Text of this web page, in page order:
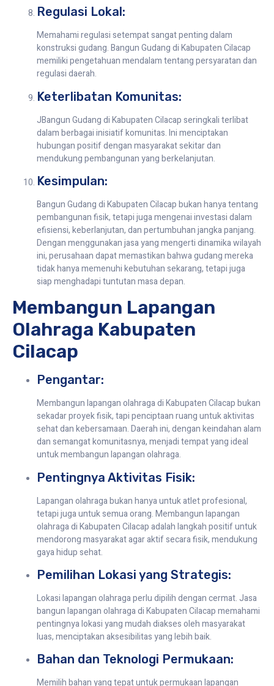
Regulasi Lokal:
Memahami regulasi setempat sangat penting dalam
konstruksi gudang. Bangun Gudang di Kabupaten Cilacap
memiliki pengetahuan mendalam tentang persyaratan dan
regulasi daerah.
Keterlibatan Komunitas:
JBangun Gudang di Kabupaten Cilacap seringkali terlibat
dalam berbagai inisiatif komunitas. Ini menciptakan
hubungan positif dengan masyarakat sekitar dan
mendukung pembangunan yang berkelanjutan.
Kesimpulan:
Bangun Gudang di Kabupaten Cilacap bukan hanya tentang
pembangunan fisik, tetapi juga mengenai investasi dalam
efisiensi, keberlanjutan, dan pertumbuhan jangka panjang.
Dengan menggunakan jasa yang mengerti dinamika wilayah
ini, perusahaan dapat memastikan bahwa gudang mereka
tidak hanya memenuhi kebutuhan sekarang, tetapi juga
siap menghadapi tuntutan masa depan.
Membangun Lapangan
Olahraga Kabupaten
Cilacap
Pengantar:
Membangun lapangan olahraga di Kabupaten Cilacap bukan
sekadar proyek fisik, tapi penciptaan ruang untuk aktivitas
sehat dan kebersamaan. Daerah ini, dengan keindahan alam
dan semangat komunitasnya, menjadi tempat yang ideal
untuk membangun lapangan olahraga.
Pentingnya Aktivitas Fisik:
Lapangan olahraga bukan hanya untuk atlet profesional,
tetapi juga untuk semua orang. Membangun lapangan
olahraga di Kabupaten Cilacap adalah langkah positif untuk
mendorong masyarakat agar aktif secara fisik, mendukung
gaya hidup sehat.
Pemilihan Lokasi yang Strategis:
Lokasi lapangan olahraga perlu dipilih dengan cermat. Jasa
bangun lapangan olahraga di Kabupaten Cilacap memahami
pentingnya lokasi yang mudah diakses oleh masyarakat
luas, menciptakan aksesibilitas yang lebih baik.
Bahan dan Teknologi Permukaan:
Memilih bahan yang tepat untuk permukaan lapangan